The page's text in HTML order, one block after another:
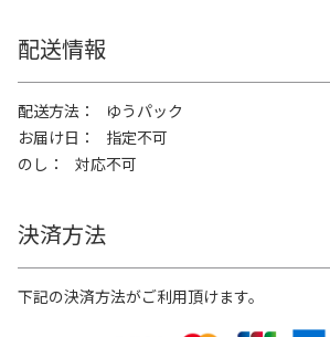
配送情報
配送方法
ゆうパック
お届け日
指定不可
のし
対応不可
決済方法
下記の決済方法がご利用頂けます。